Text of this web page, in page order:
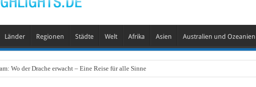
Länder Regionen Städte Welt Afrika Asien Australien und Ozeanien
Wo der Drache erwacht – Eine Reise für alle Sinne